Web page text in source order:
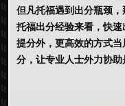
但凡托福遇到出分瓶颈
托福出分经验来看，快
提分外，更高效的方式当
分，让专业人士外力协助